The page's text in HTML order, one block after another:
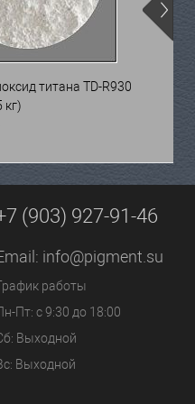
титана TD-R930
кг)
(903) 927-91-46
info@pigment.su
работы
Пт: с 9:30 до 18:00
Выходной
Выходной